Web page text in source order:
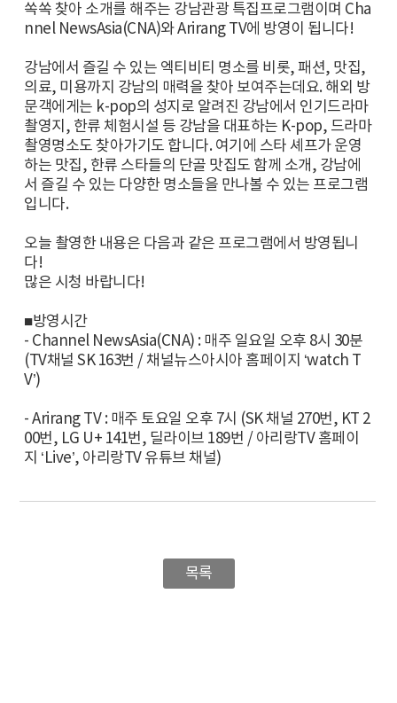
쏙쏙 찾아 소개를 해주는 강남관광 특집프로그램이며 Cha
nnel NewsAsia(CNA)와 Arirang TV에 방영이 됩니다!
강남에서 즐길 수 있는 엑티비티 명소를 비롯, 패션, 맛집,
의료, 미용까지 강남의 매력을 찾아 보여주는데요. 해외 방
문객에게는 k-pop의 성지로 알려진 강남에서 인기드라마
촬영지, 한류 체험시설 등 강남을 대표하는 K-pop, 드라마
촬영명소도 찾아가기도 합니다. 여기에 스타 셰프가 운영
하는 맛집, 한류 스타들의 단골 맛집도 함께 소개, 강남에
서 즐길 수 있는 다양한 명소들을 만나볼 수 있는 프로그램
입니다.
오늘 촬영한 내용은 다음과 같은 프로그램에서 방영됩니
다!
많은 시청 바랍니다!
■방영시간
- Channel NewsAsia(CNA) : 매주 일요일 오후 8시 30분
(TV채널 SK 163번 / 채널뉴스아시아 홈페이지 ‘watch T
V’)
- Arirang TV : 매주 토요일 오후 7시 (SK 채널 270번, KT 2
00번, LG U+ 141번, 딜라이브 189번 / 아리랑TV 홈페이
지 ‘Live’, 아리랑TV 유튜브 채널)
목록